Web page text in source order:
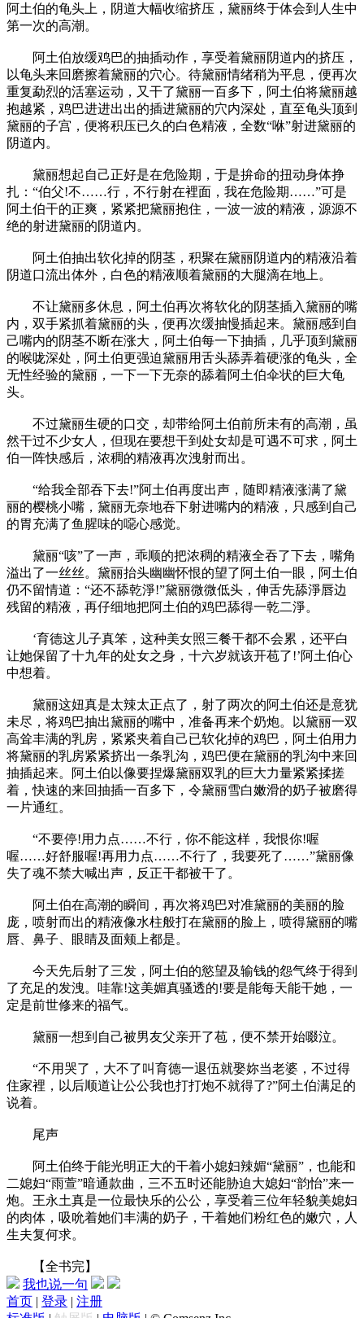
阿土伯的龟头上，阴道大幅收缩挤压，黛丽终于体会到人生中
第一次的高潮。
阿土伯放缓鸡巴的抽插动作，享受着黛丽阴道内的挤压，
以龟头来回磨擦着黛丽的穴心。待黛丽情绪稍为平息，便再次
重复勐烈的活塞运动，又干了黛丽一百多下，阿土伯将黛丽越
抱越紧，鸡巴进进出出的插进黛丽的穴内深处，直至龟头顶到
黛丽的子宫，便将积压已久的白色精液，全数“咻”射进黛丽的
阴道内。
黛丽想起自己正好是在危险期，于是拚命的扭动身体挣
扎：“伯父!不……行，不行射在裡面，我在危险期……”可是
阿土伯干的正爽，紧紧把黛丽抱住，一波一波的精液，源源不
绝的射进黛丽的阴道内。
阿土伯抽出软化掉的阴茎，积聚在黛丽阴道内的精液沿着
阴道口流出体外，白色的精液顺着黛丽的大腿滴在地上。
不让黛丽多休息，阿土伯再次将软化的阴茎插入黛丽的嘴
内，双手紧抓着黛丽的头，便再次缓抽慢插起来。黛丽感到自
己嘴内的阴茎不断在涨大，阿土伯每一下抽插，几乎顶到黛丽
的喉咙深处，阿土伯更强迫黛丽用舌头舔弄着硬涨的龟头，全
无性经验的黛丽，一下一下无奈的舔着阿土伯伞状的巨大龟
头。
不过黛丽生硬的口交，却带给阿土伯前所未有的高潮，虽
然干过不少女人，但现在要想干到处女却是可遇不可求，阿土
伯一阵快感后，浓稠的精液再次洩射而出。
“给我全部吞下去!”阿土伯再度出声，随即精液涨满了黛
丽的樱桃小嘴，黛丽无奈地吞下射进嘴内的精液，只感到自己
的胃充满了鱼腥味的噁心感觉。
黛丽“咳”了一声，乖顺的把浓稠的精液全吞了下去，嘴角
溢出了一丝丝。黛丽抬头幽幽怀恨的望了阿土伯一眼，阿土伯
仍不留情道：“还不舔乾淨!”黛丽微微低头，伸舌先舔淨唇边
残留的精液，再仔细地把阿土伯的鸡巴舔得一乾二淨。
‘育德这儿子真笨，这种美女照三餐干都不会累，还平白
让她保留了十九年的处女之身，十六岁就该开苞了!’阿土伯心
中想着。
黛丽这妞真是太辣太正点了，射了两次的阿土伯还是意犹
未尽，将鸡巴抽出黛丽的嘴中，准备再来个奶炮。以黛丽一双
高耸丰满的乳房，紧紧夹着自己已软化掉的鸡巴，阿土伯用力
将黛丽的乳房紧紧挤出一条乳沟，鸡巴便在黛丽的乳沟中来回
抽插起来。阿土伯以像要捏爆黛丽双乳的巨大力量紧紧揉搓
着，快速的来回抽插一百多下，令黛丽雪白嫩滑的奶子被磨得
一片通红。
“不要停!用力点……不行，你不能这样，我恨你!喔
喔……好舒服喔!再用力点……不行了，我要死了……”黛丽像
失了魂不禁大喊出声，反正干都被干了。
阿土伯在高潮的瞬间，再次将鸡巴对准黛丽的美丽的脸
庞，喷射而出的精液像水柱般打在黛丽的脸上，喷得黛丽的嘴
唇、鼻子、眼睛及面颊上都是。
今天先后射了三发，阿土伯的慾望及输钱的怨气终于得到
了充足的发洩。哇靠!这美媚真骚透的!要是能每天能干她，一
定是前世修来的福气。
黛丽一想到自己被男友父亲开了苞，便不禁开始啜泣。
“不用哭了，大不了叫育德一退伍就娶妳当老婆，不过得
住家裡，以后顺道让公公我也打打炮不就得了?”阿土伯满足的
说着。
尾声
阿土伯终于能光明正大的干着小媳妇辣媚“黛丽”，也能和
二媳妇“雨萱”暗通款曲，三不五时还能胁迫大媳妇“韵怡”来一
炮。王永土真是一位最快乐的公公，享受着三位年轻貌美媳妇
的肉体，吸吮着她们丰满的奶子，干着她们粉红色的嫩穴，人
生夫复何求。
【全书完】
我也说一句
首页 | 登录 | 注册